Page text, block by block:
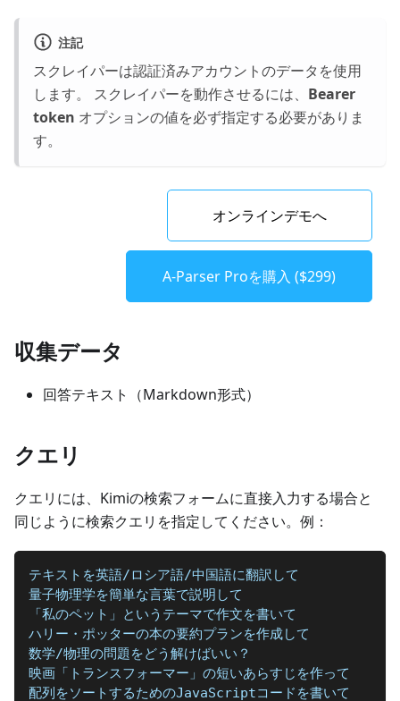
注記
スクレイパーは認証済みアカウントのデータを使用
します。 スクレイパーを動作させるには、 Bearer
token オプションの値を必ず指定する必要がありま
す。
オンラインデモへ
A-Parser Proを購入 ($299)
収集データ
回答テキスト（Markdown形式）
クエリ
クエリには、Kimiの検索フォームに直接入力する場合と
同じように検索クエリを指定してください。例：
テキストを英語/ロシア語/中国語に翻訳して
量子物理学を簡単な言葉で説明して
「私のペット」というテーマで作文を書いて
ハリー・ポッターの本の要約プランを作成して
数学/物理の問題をどう解けばいい？
映画「トランスフォーマー」の短いあらすじを作って
配列をソートするためのJavaScriptコードを書いて